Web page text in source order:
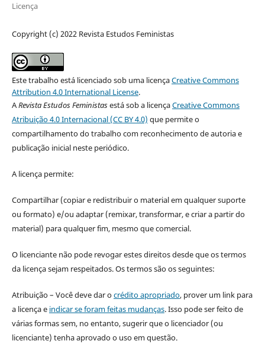
Licença
Copyright (c) 2022 Revista Estudos Feministas
Este trabalho está licenciado sob uma licençaCreative Commons
Attribution 4.0 International License.
ARevista Estudos Feministasestá sob a licençaCreative Commons
Atribuição 4.0 Internacional (CC BY 4.0) que permite o
compartilhamento do trabalho com reconhecimento de autoria e
publicação inicial neste periódico.
A licença permite:
Compartilhar (copiar e redistribuir o material em qualquer suporte
ou formato) e/ou adaptar (remixar, transformar, e criar a partir do
material) para qualquer fim, mesmo que comercial.
O licenciante não pode revogar estes direitos desde que os termos
da licença sejam respeitados. Os termos são os seguintes:
Atribuição – Você deve dar ocrédito apropriado, prover um link para
a licença e indicar se foram feitas mudanças. Isso pode ser feito de
várias formas sem, no entanto, sugerir que o licenciador (ou
licenciante) tenha aprovado o uso em questão.